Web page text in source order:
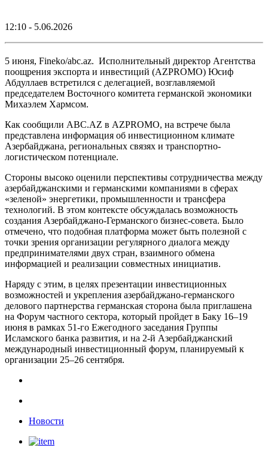
12:10 - 5.06.2026
5 июня, Fineko/abc.az. Исполнительный директор Агентства
поощрения экспорта и инвестиций (AZPROMO) Юсиф
Абдуллаев встретился с делегацией, возглавляемой
председателем Восточного комитета германской экономики
Михаэлем Хармсом.
Как сообщили ABC.AZ в AZPROMO, на встрече была
представлена информация об инвестиционном климате
Азербайджана, региональных связях и транспортно-
логистическом потенциале.
Стороны высоко оценили перспективы сотрудничества между
азербайджанскими и германскими компаниями в сферах
«зеленой» энергетики, промышленности и трансфера
технологий. В этом контексте обсуждалась возможность
создания Азербайджано-Германского бизнес-совета. Было
отмечено, что подобная платформа может быть полезной с
точки зрения организации регулярного диалога между
предпринимателями двух стран, взаимного обмена
информацией и реализации совместных инициатив.
Наряду с этим, в целях презентации инвестиционных
возможностей и укрепления азербайджано-германского
делового партнерства германская сторона была приглашена
на Форум частного сектора, который пройдет в Баку 16–19
июня в рамках 51-го Ежегодного заседания Группы
Исламского банка развития, и на 2-й Азербайджанский
международный инвестиционный форум, планируемый к
организации 25–26 сентября.
Новости